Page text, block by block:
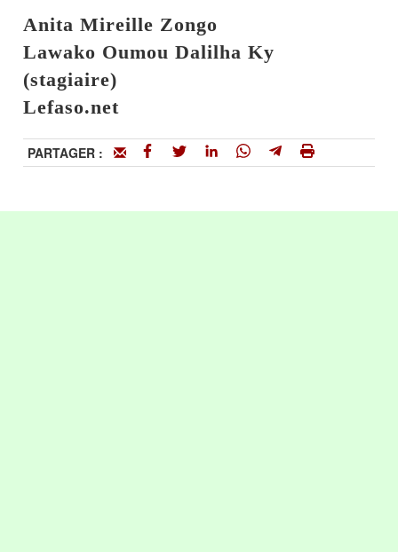
Anita Mireille Zongo
Lawako Oumou Dalilha Ky
(stagiaire)
Lefaso.net
PARTAGER :